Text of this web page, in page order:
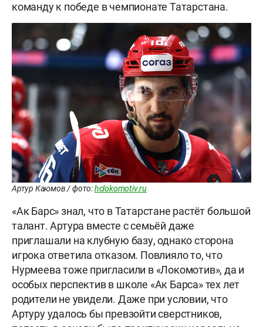
команду к победе в чемпионате Татарстана.
Артур Каюмов / фото:hclokomotiv.ru
«Ак Барс» знал, что в Татарстане растёт большой
талант. Артура вместе с семьёй даже
приглашали на клубную базу, однако сторона
игрока ответила отказом. Повлияло то, что
Нурмеева тоже пригласили в «Локомотив», да и
особых перспектив в школе «Ак Барса» тех лет
родители не увидели. Даже при условии, что
Артуру удалось бы превзойти сверстников,